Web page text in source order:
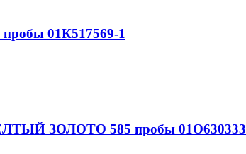
01К517569-1
ЗОЛОТО 585 пробы 01О630333